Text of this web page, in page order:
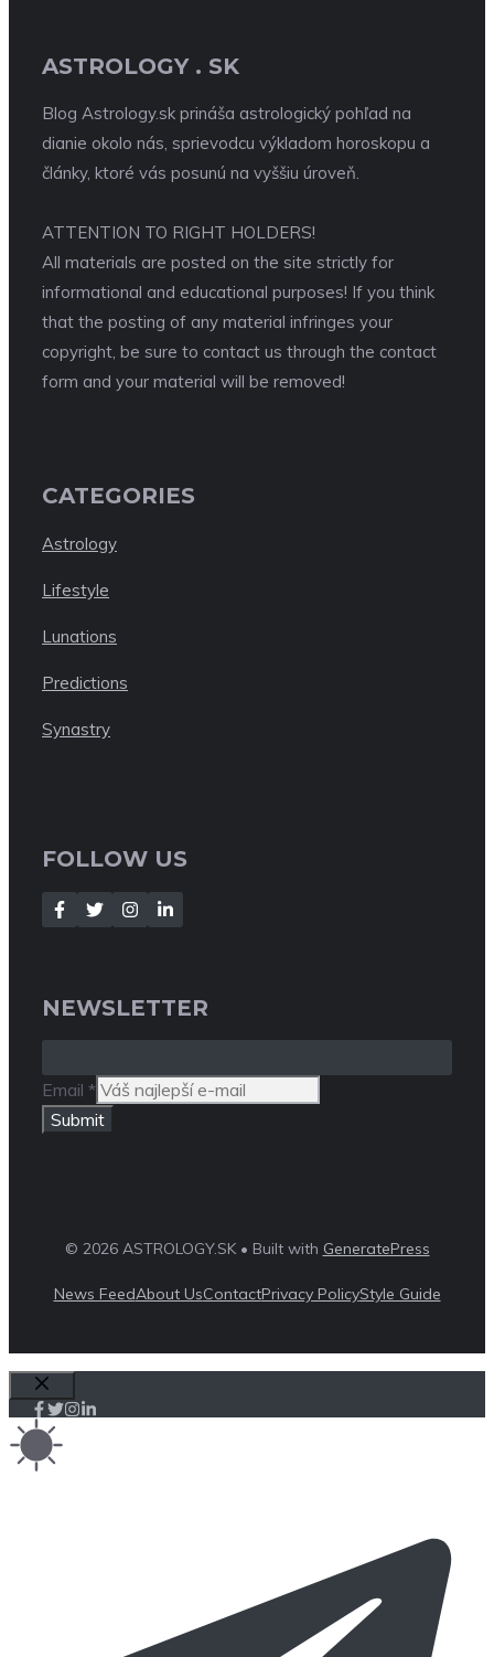
ASTROLOGY . SK
Blog Astrology.sk prináša astrologický pohľad na
dianie okolo nás, sprievodcu výkladom horoskopu a
články, ktoré vás posunú na vyššiu úroveň.
ATTENTION TO RIGHT HOLDERS!
All materials are posted on the site strictly for
informational and educational purposes! If you think
that the posting of any material infringes your
copyright, be sure to contact us through the contact
form and your material will be removed!
CATEGORIES
Astrology
Lifestyle
Lunations
Predictions
Synastry
FOLLOW US
NEWSLETTER
Email *
Submit
© 2026 ASTROLOGY.SK • Built with GeneratePress
News FeedAbout UsContactPrivacy PolicyStyle Guide
Close